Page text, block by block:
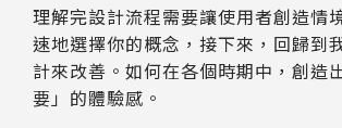
理解完設計流程需要讓使用者創造情
速地選擇你的概念，接下來，回歸到
計來改善。如何在各個時期中，創造
要」的體驗感。